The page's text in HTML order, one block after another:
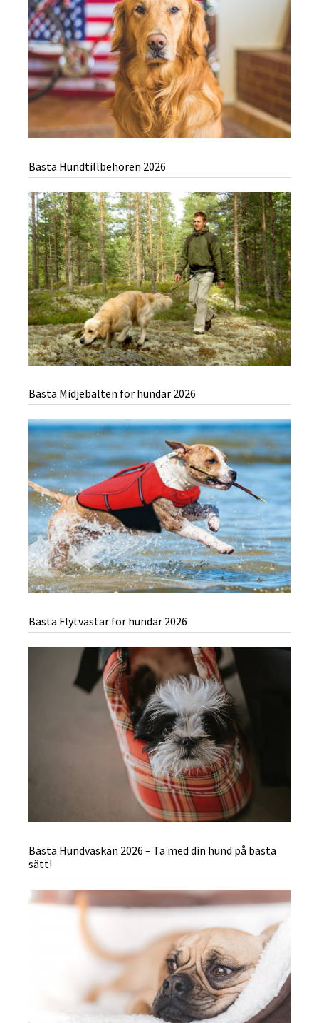
Bästa Hundtillbehören 2026
Bästa Midjebälten för hundar 2026
Bästa Flytvästar för hundar 2026
Bästa Hundväskan 2026 – Ta med din hund på bästa
sätt!